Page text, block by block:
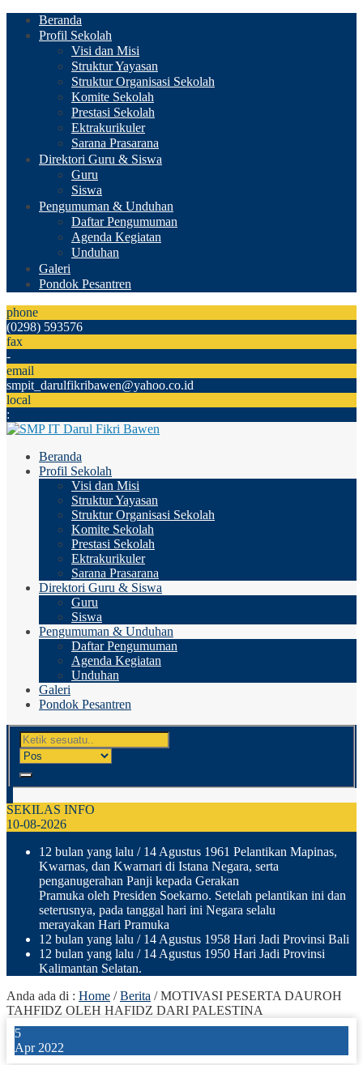
Beranda
Profil Sekolah
Visi dan Misi
Struktur Yayasan
Struktur Organisasi Sekolah
Komite Sekolah
Prestasi Sekolah
Ektrakurikuler
Sarana Prasarana
Direktori Guru & Siswa
Guru
Siswa
Pengumuman & Unduhan
Daftar Pengumuman
Agenda Kegiatan
Unduhan
Galeri
Pondok Pesantren
phone
(0298) 593576
fax
-
email
smpit_darulfikribawen@yahoo.co.id
local
:
Beranda
Profil Sekolah
Visi dan Misi
Struktur Yayasan
Struktur Organisasi Sekolah
Komite Sekolah
Prestasi Sekolah
Ektrakurikuler
Sarana Prasarana
Direktori Guru & Siswa
Guru
Siswa
Pengumuman & Unduhan
Daftar Pengumuman
Agenda Kegiatan
Unduhan
Galeri
Pondok Pesantren
SEKILAS INFO
10-08-2026
12 bulan yang lalu / 14 Agustus 1961 Pelantikan Mapinas,
Kwarnas, dan Kwarnari di Istana Negara, serta
penganugerahan Panji kepada Gerakan
Pramuka oleh Presiden Soekarno. Setelah pelantikan ini dan
seterusnya, pada tanggal hari ini Negara selalu
merayakan Hari Pramuka
12 bulan yang lalu / 14 Agustus 1958 Hari Jadi Provinsi Bali
12 bulan yang lalu / 14 Agustus 1950 Hari Jadi Provinsi
Kalimantan Selatan.
Anda ada di : Home /Berita /MOTIVASI PESERTA DAUROH
TAHFIDZ OLEH HAFIDZ DARI PALESTINA
5
Apr 2022